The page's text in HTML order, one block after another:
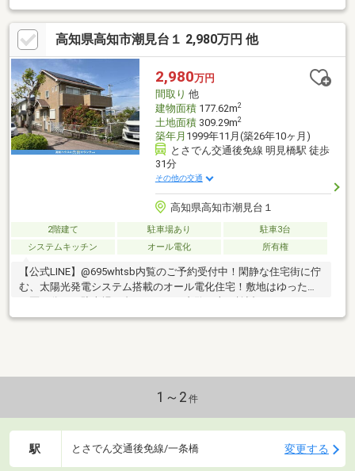
高知県高知市潮見台１ 2,980万円 他
2,980万円
間取り 他
建物面積177.62m2
土地面積309.29m2
築年月 1999年11月(築26年10ヶ月)
とさでん交通後免線 明見橋駅 徒歩
31分
その他の交通
高知県高知市潮見台１
2階建て 駐車場あり
駐車3台
システムキッチン
オール電化 所有権
【公式LINE】@695whtsb内覧のご予約受付中！閑静な住宅街に佇
む、太陽光発電システム搭載のオール電化住宅！敷地はゆったり
圧倒的な部屋数と広さ●２世帯居住可能な設備●２６．１帖の広大
1～2 件
駅 とさでん交通後免線/一条橋 変更する